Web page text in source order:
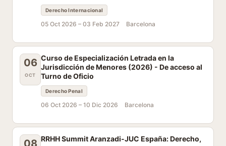
Derecho Internacional
05 Oct 2026 – 03 Feb 2027 Barcelona
06
OCT
Curso de Especialización Letrada en la
Jurisdicción de Menores (2026) - De acceso al
Turno de Oficio
Derecho Penal
06 Oct 2026 – 10 Dic 2026 Barcelona
08 RRHH Summit Aranzadi-JUC España: Derecho,